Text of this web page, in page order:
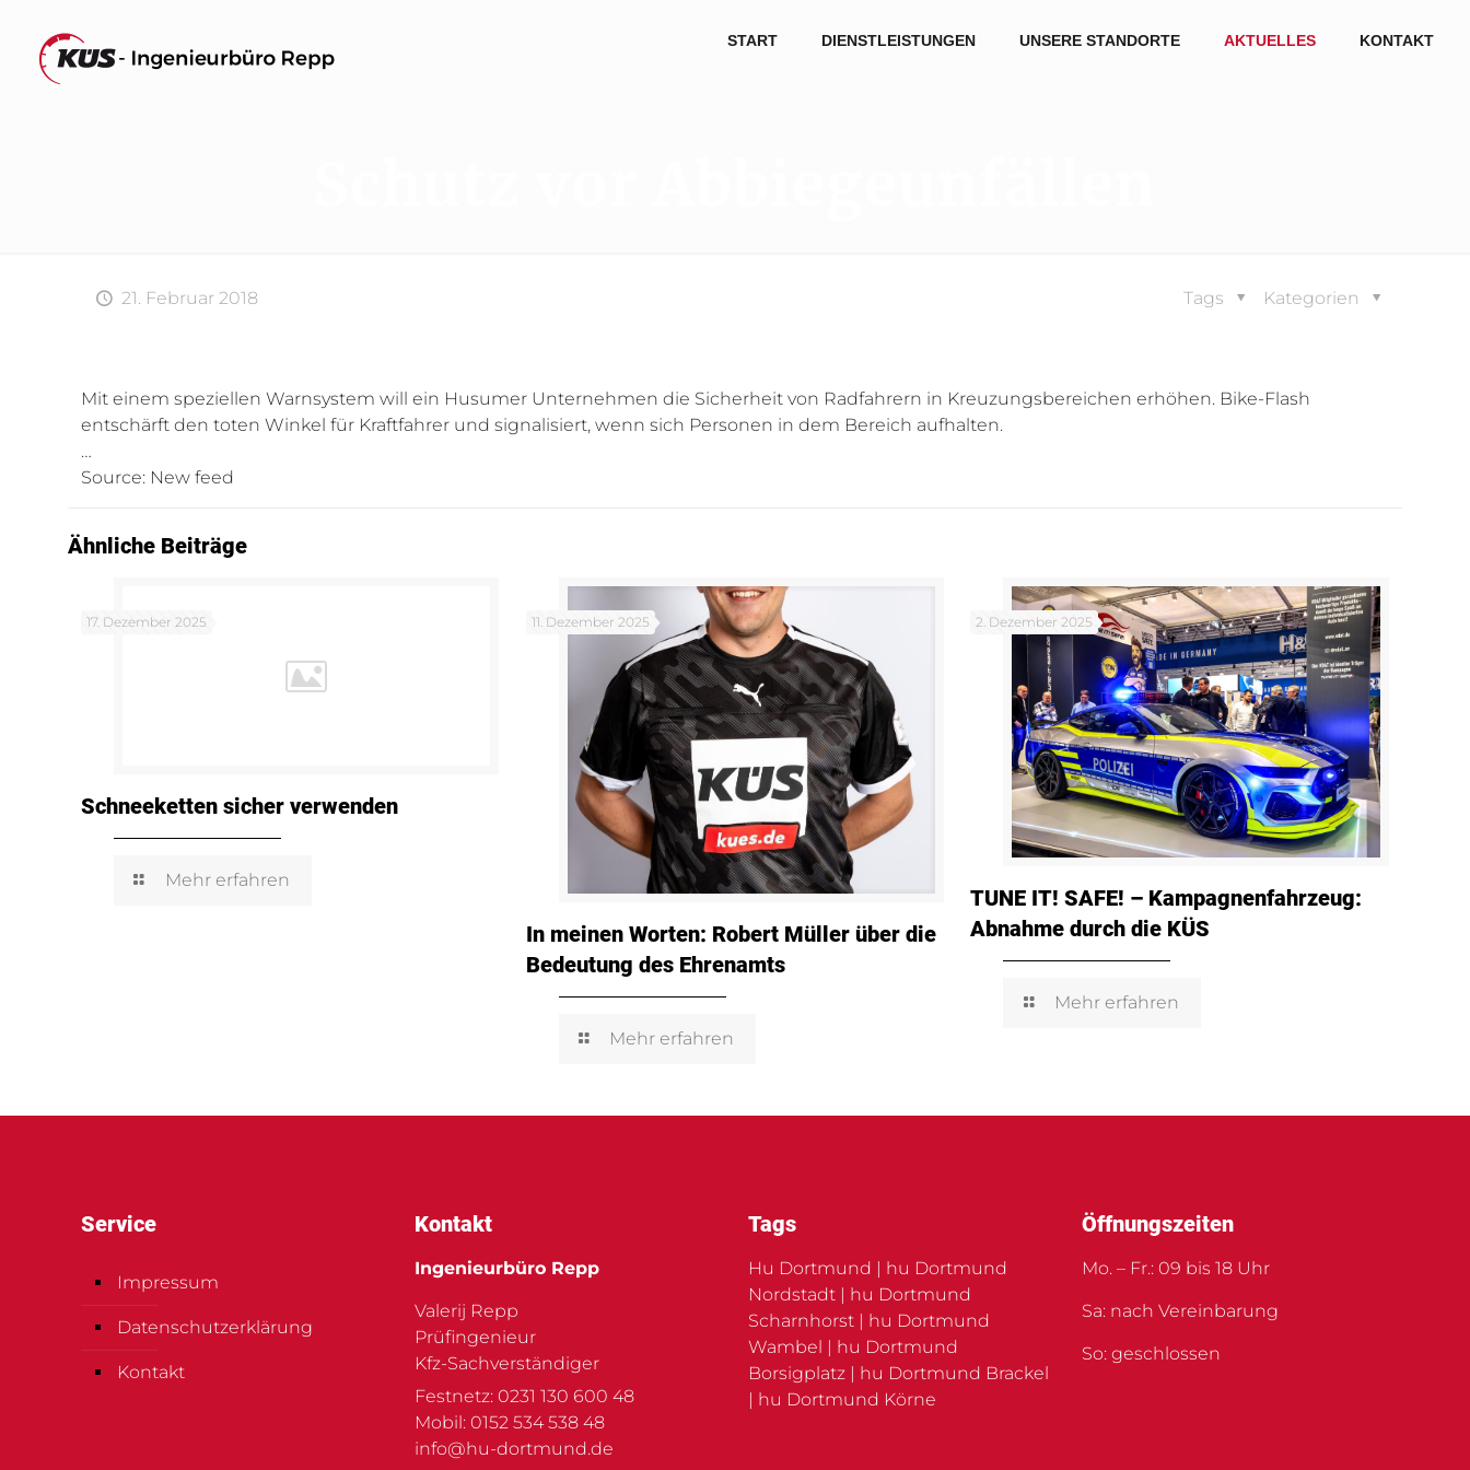
START DIENSTLEISTUNGEN UNSERE STANDORTE AKTUELLES KONTAKT
21. Februar 2018 Kategorien
Tags
Mit einem speziellen Warnsystem will ein Husumer Unternehmen die Sicherheit von Radfahrern in Kreuzungsbereichen erhöhen. Bike-Flash
entschärft den toten Winkel für Kraftfahrer und signalisiert, wenn sich Personen in dem Bereich aufhalten.
…
Source: New feed
Ähnliche Beiträge
17. Dezember 2025
Schneeketten sicher verwenden
Mehr erfahren
11. Dezember 2025
In meinen Worten: Robert Müller über die
Bedeutung des Ehrenamts
Mehr erfahren
2. Dezember 2025
TUNE IT! SAFE! – Kampagnenfahrzeug:
Abnahme durch die KÜS
Mehr erfahren
Service
Impressum
Datenschutzerklärung
Kontakt
Kontakt
Ingenieurbüro Repp
Valerij Repp
Prüfingenieur
Kfz-Sachverständiger
Festnetz: 0231 130 600 48
Mobil: 0152 534 538 48
info@hu-dortmund.de
Tags
Hu Dortmund | hu Dortmund
Nordstadt | hu Dortmund
Scharnhorst | hu Dortmund
Wambel | hu Dortmund
Borsigplatz | hu Dortmund Brackel
| hu Dortmund Körne
Öffnungszeiten
Mo. – Fr.: 09 bis 18 Uhr
Sa: nach Vereinbarung
So: geschlossen